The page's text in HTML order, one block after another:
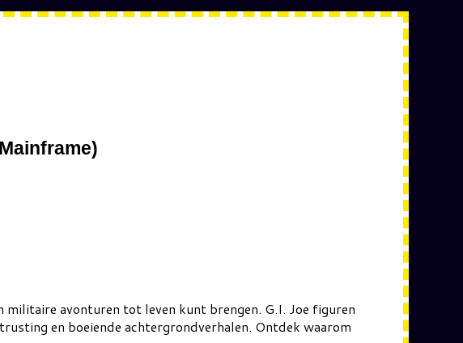
militaire avonturen tot leven kunt brengen. G.I. Joe figuren
en boeiende achtergrondverhalen. Ontdek waarom